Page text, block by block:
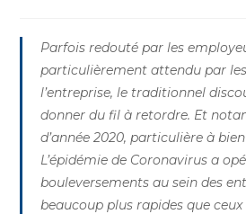
Parfois redouté par les
particulièrement attendu par
l’entreprise, le traditionnel
donner du fil à retordre. Et
d’année 2020, particulière à
L’épidémie de Coronavirus a
bouleversements au sein des
beaucoup plus rapides que